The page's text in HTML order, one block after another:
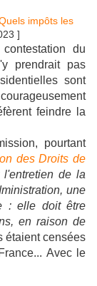
impôts les
]
du
prendrait pas
sont
feindre la
pourtant
des Droits de
l'entretien de la
une
: elle doit être
en raison de
étaient censées
Avec le